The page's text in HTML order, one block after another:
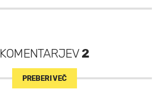
KOMENTARJEV2
PREBERI VEČ